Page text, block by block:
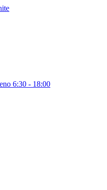
6:30 - 18:00